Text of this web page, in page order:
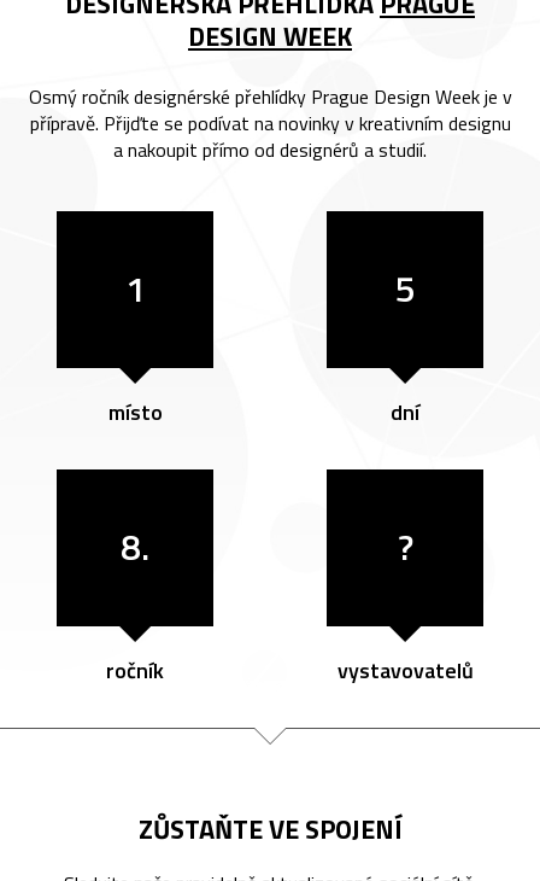
DESIGN WEEK
Osmý ročník designérské přehlídky Prague Design Week je v
přípravě. Přijďte se podívat na novinky v kreativním designu
a nakoupit přímo od designérů a studií.
1
místo
5
dní
8.
ročník
?
vystavovatelů
ZŮSTAŇTE VE SPOJENÍ